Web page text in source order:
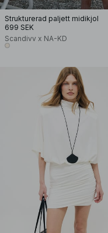
Strukturerad paljett midikjol
699 SEK
Scandivv x NA-KD